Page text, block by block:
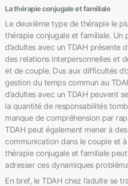
La thérapie conjugale et familiale
Le deuxième type de thérapie le
thérapie conjugale et familiale. Un
d’adultes avec un TDAH présente
des relations interpersonnelles et
et de couple. Dus aux difficultés
gestion du temps commun au
d’adultes avec un TDAH peuvent
la quantité de responsabilités
manque de compréhension par
TDAH peut également mener à
communication dans le couple et
thérapie conjugale et familiale
adresser ces dynamiques
En bref, le TDAH chez l’adulte se